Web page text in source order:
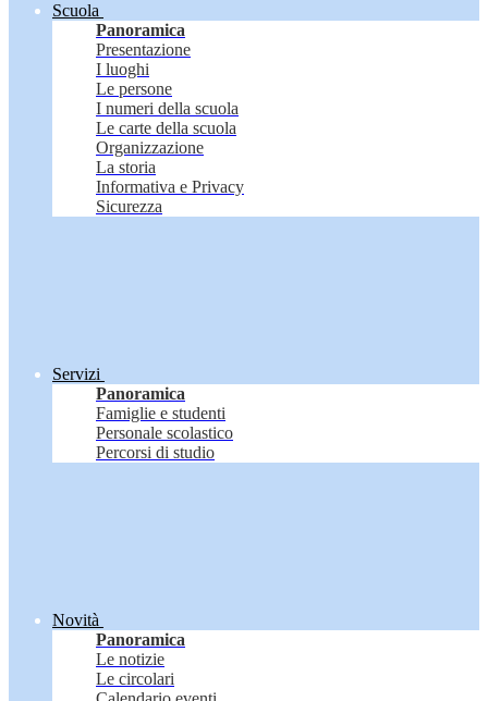
Scuola
Panoramica
Presentazione
I luoghi
Le persone
I numeri della scuola
Le carte della scuola
Organizzazione
La storia
Informativa e Privacy
Sicurezza
Servizi
Panoramica
Famiglie e studenti
Personale scolastico
Percorsi di studio
Novità
Panoramica
Le notizie
Le circolari